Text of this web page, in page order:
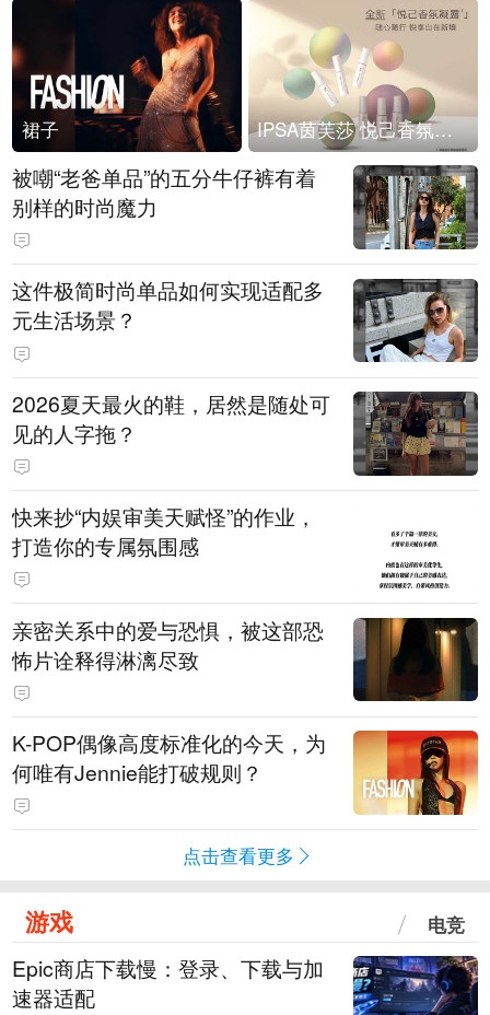
裙子 IPSA茵芙莎 悦己香氛凝露上市
被嘲“老爸单品”的五分牛仔裤有着
别样的时尚魔力
这件极简时尚单品如何实现适配多
元生活场景？
2026夏天最火的鞋，居然是随处可
见的人字拖？
快来抄“内娱审美天赋怪”的作业，
打造你的专属氛围感
亲密关系中的爱与恐惧，被这部恐
怖片诠释得淋漓尽致
K-POP偶像高度标准化的今天，为
何唯有Jennie能打破规则？
点击查看更多
游戏 电竞
Epic商店下载慢：登录、下载与加
速器适配